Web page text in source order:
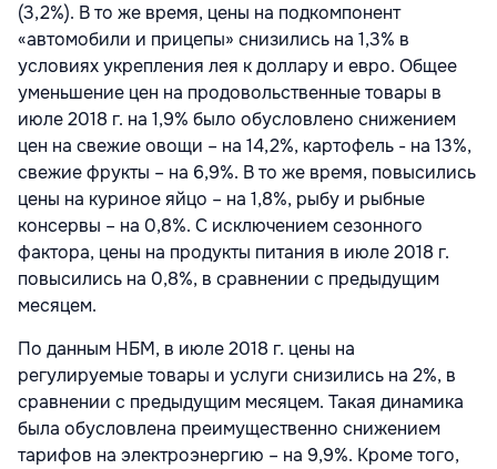
(3,2%). В то же время, цены на подкомпонент
«автомобили и прицепы» снизились на 1,3% в
условиях укрепления лея к доллару и евро. Общее
уменьшение цен на продовольственные товары в
июле 2018 г. на 1,9% было обусловлено снижением
цен на свежие овощи – на 14,2%, картофель - на 13%,
свежие фрукты – на 6,9%. В то же время, повысились
цены на куриное яйцо – на 1,8%, рыбу и рыбные
консервы – на 0,8%. С исключением сезонного
фактора, цены на продукты питания в июле 2018 г.
повысились на 0,8%, в сравнении с предыдущим
месяцем.
По данным НБМ, в июле 2018 г. цены на
регулируемые товары и услуги снизились на 2%, в
сравнении с предыдущим месяцем. Такая динамика
была обусловлена преимущественно снижением
тарифов на электроэнергию – на 9,9%. Кроме того,